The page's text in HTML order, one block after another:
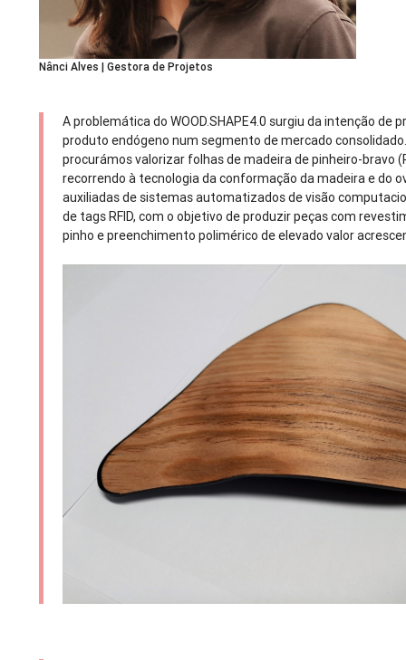
Nânci Alves | Gestora de Projetos
A problemática do WOOD.SHAPE4.0 surgiu da intenção de
produto endógeno num segmento de mercado
procurámos valorizar folhas de madeira de pinheiro-bravo
recorrendo à tecnologia da conformação da madeira e do
auxiliadas de sistemas automatizados de visão
de tags RFID, com o objetivo de produzir peças com
pinho e preenchimento polimérico de elevado valor